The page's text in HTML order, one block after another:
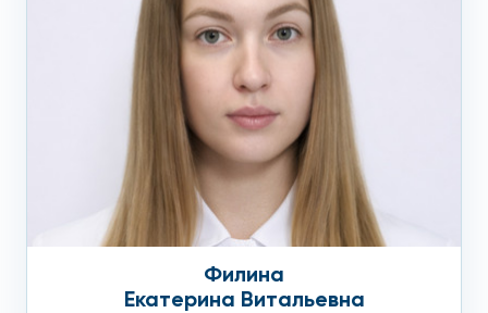
Филина
Екатерина Витальевна